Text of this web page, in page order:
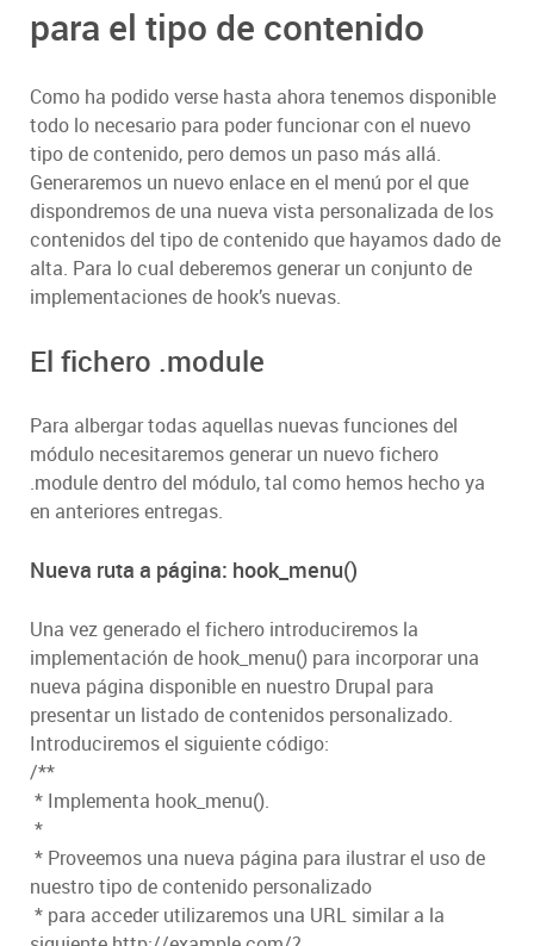
para el tipo de contenido
Como ha podido verse hasta ahora tenemos disponible
todo lo necesario para poder funcionar con el nuevo
tipo de contenido, pero demos un paso más allá.
Generaremos un nuevo enlace en el menú por el que
dispondremos de una nueva vista personalizada de los
contenidos del tipo de contenido que hayamos dado de
alta. Para lo cual deberemos generar un conjunto de
implementaciones de hook’s nuevas.
El fichero .module
Para albergar todas aquellas nuevas funciones del
módulo necesitaremos generar un nuevo fichero
.module dentro del módulo, tal como hemos hecho ya
en anteriores entregas.
Nueva ruta a página: hook_menu()
Una vez generado el fichero introduciremos la
implementación de hook_menu() para incorporar una
nueva página disponible en nuestro Drupal para
presentar un listado de contenidos personalizado.
Introduciremos el siguiente código:
/**
* Implementa hook_menu().
*
* Proveemos una nueva página para ilustrar el uso de
nuestro tipo de contenido personalizado
* para acceder utilizaremos una URL similar a la